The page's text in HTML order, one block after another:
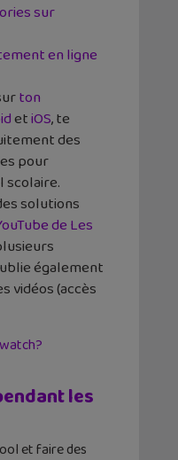
sur
en ligne
ton
etiOS, te
des
pour
scolaire.
solutions
de Les
également
vidéos (accès
les
et faire des